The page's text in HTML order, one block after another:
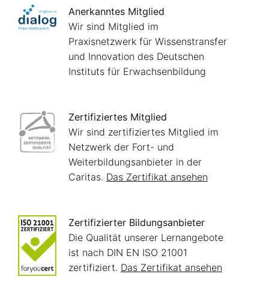
Anerkanntes Mitglied
Wir sind Mitglied im
Praxisnetzwerk für Wissenstransfer
und Innovation des Deutschen
Instituts für Erwachsenbildung
Zertifiziertes Mitglied
Wir sind zertifiziertes Mitglied im
Netzwerk der Fort- und
Weiterbildungsanbieter in der
Caritas. Das Zertifikat ansehen
Zertifizierter Bildungsanbieter
Die Qualität unserer Lernangebote
ist nach DIN EN ISO 21001
zertifiziert. Das Zertifikat ansehen